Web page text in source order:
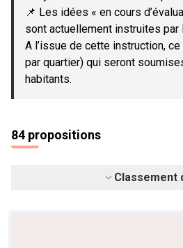
📌 Les idées « en cours
sont actuellement instruites par
A l’issue de cette instruction,
par quartier) qui seront
habitants.
84 propositions
Classement